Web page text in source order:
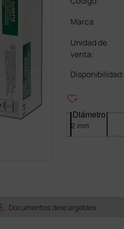
Marca
Unidad de
venta:
Disponibilidad:
heart_plus
Diámetro
Documentos descargables